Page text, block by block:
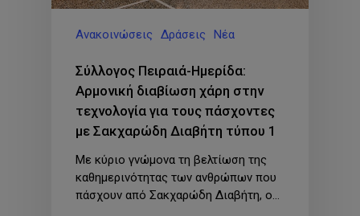
Ανακοινώσεις Δράσεις Νέα
Σύλλογος Πειραιά-Ημερίδα:
Αρμονική διαβίωση χάρη στην
τεχνολογία για τους πάσχοντες
με Σακχαρώδη Διαβήτη τύπου 1
Με κύριο γνώμονα τη βελτίωση της
καθημερινότητας των ανθρώπων που
πάσχουν από Σακχαρώδη Διαβήτη, ο…